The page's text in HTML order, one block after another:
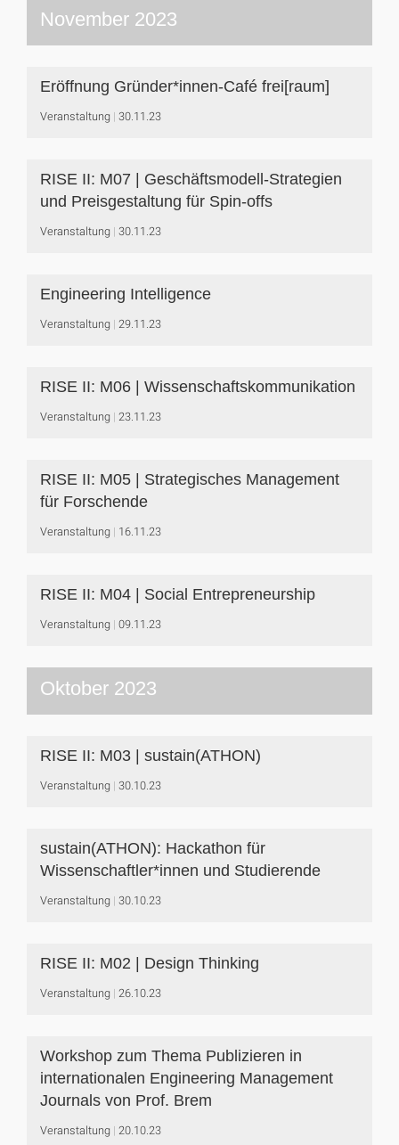
November 2023
Eröffnung Gründer*innen-Café frei[raum]
Veranstaltung 30.11.23
RISE II: M07 | Geschäftsmodell-Strategien
und Preisgestaltung für Spin-offs
Veranstaltung 30.11.23
Engineering Intelligence
Veranstaltung 29.11.23
RISE II: M06 | Wissenschaftskommunikation
Veranstaltung 23.11.23
RISE II: M05 | Strategisches Management
für Forschende
Veranstaltung 16.11.23
RISE II: M04 | Social Entrepreneurship
Veranstaltung 09.11.23
Oktober 2023
RISE II: M03 | sustain(ATHON)
Veranstaltung 30.10.23
sustain(ATHON): Hackathon für
Wissenschaftler*innen und Studierende
Veranstaltung 30.10.23
RISE II: M02 | Design Thinking
Veranstaltung 26.10.23
Workshop zum Thema Publizieren in
internationalen Engineering Management
Journals von Prof. Brem
Veranstaltung 20.10.23